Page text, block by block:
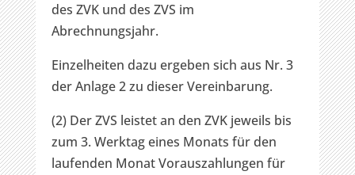
des ZVK und des ZVS im
Abrechnungsjahr.
Einzelheiten dazu ergeben sich aus Nr. 3
der Anlage 2 zu dieser Vereinbarung.
(2) Der ZVS leistet an den ZVK jeweils bis
zum 3. Werktag eines Monats für den
laufenden Monat Vorauszahlungen für